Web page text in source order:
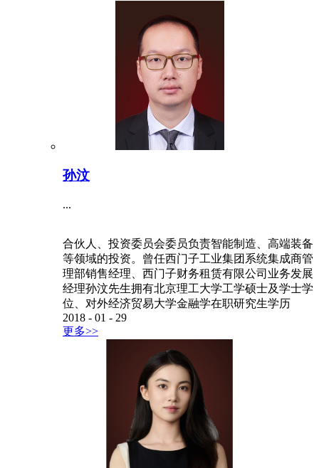
孙汶
...
合伙人、投资委员会委员负责智能制造、高端装备
等领域的投资。曾任西门子工业集团系统集成商管
理部销售经理、西门子财务租赁有限公司业务发展
经理孙汶先生拥有北京理工大学工学硕士及学士学
位、对外经济贸易大学金融学在职研究生学历
2018 - 01 - 29
更多>>